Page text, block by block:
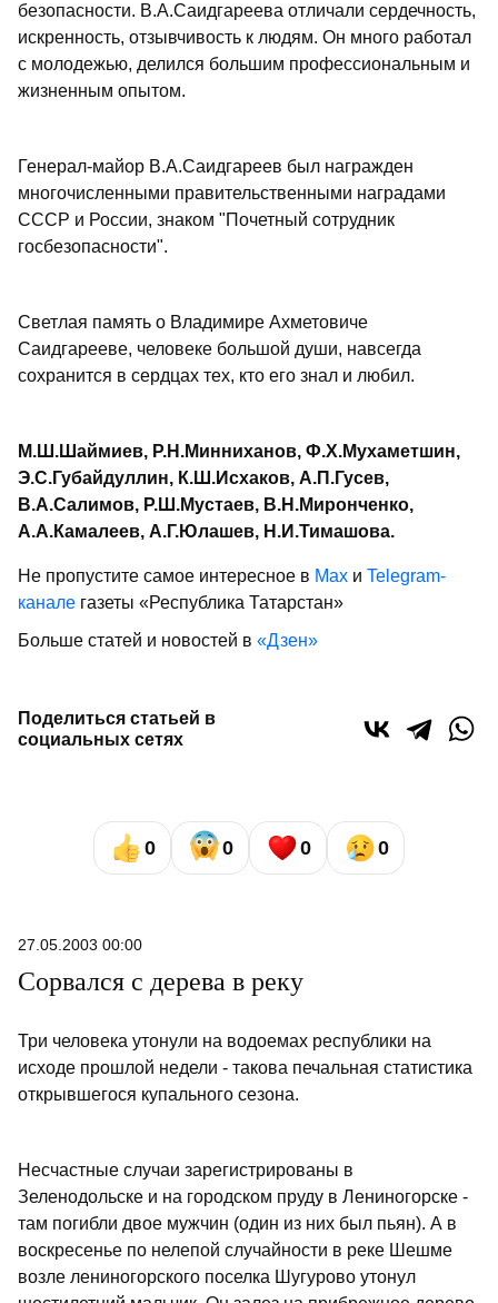
безопасности. В.А.Саидгареева отличали сердечность,
искренность, отзывчивость к людям. Он много работал
с молодежью, делился большим профессиональным и
жизненным опытом.
Генерал-майор В.А.Саидгареев был награжден
многочисленными правительственными наградами
СССР и России, знаком "Почетный сотрудник
госбезопасности".
Светлая память о Владимире Ахметовиче
Саидгарееве, человеке большой души, навсегда
сохранится в сердцах тех, кто его знал и любил.
М.Ш.Шаймиев, Р.Н.Минниханов, Ф.Х.Мухаметшин,
Э.С.Губайдуллин, К.Ш.Исхаков, А.П.Гусев,
В.А.Салимов, Р.Ш.Мустаев, В.Н.Миронченко,
А.А.Камалеев, А.Г.Юлашев, Н.И.Тимашова.
Не пропустите самое интересное в Max и Telegram-
канале газеты «Республика Татарстан»
Больше статей и новостей в «Дзен»
Поделиться статьей в
социальных сетях
0 0 0 0
27.05.2003 00:00
Сорвался с дерева в реку
Три человека утонули на водоемах республики на
исходе прошлой недели - такова печальная статистика
открывшегося купального сезона.
Несчастные случаи зарегистрированы в
Зеленодольске и на городском пруду в Лениногорске -
там погибли двое мужчин (один из них был пьян). А в
воскресенье по нелепой случайности в реке Шешме
возле лениногорского поселка Шугурово утонул